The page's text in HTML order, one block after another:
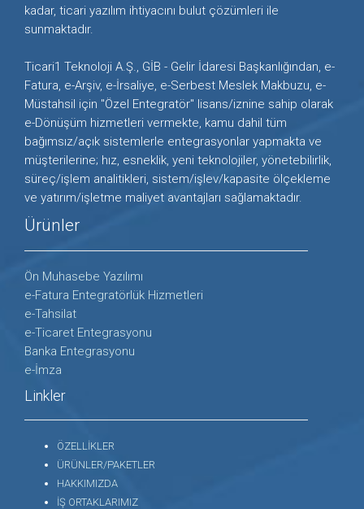
kadar, ticari yazılım ihtiyacını bulut çözümleri ile
sunmaktadır.
Ticari1 Teknoloji A.Ş., GİB - Gelir İdaresi Başkanlığından, e-
Fatura, e-Arşiv, e-İrsaliye, e-Serbest Meslek Makbuzu, e-
Müstahsil için "Özel Entegratör" lisans/iznine sahip olarak
e-Dönüşüm hizmetleri vermekte, kamu dahil tüm
bağımsız/açık sistemlerle entegrasyonlar yapmakta ve
müşterilerine; hız, esneklik, yeni teknolojiler, yönetebilirlik,
süreç/işlem analitikleri, sistem/işlev/kapasite ölçekleme
ve yatırım/işletme maliyet avantajları sağlamaktadır.
Ürünler
Ön Muhasebe Yazılımı
e-Fatura Entegratörlük Hizmetleri
e-Tahsilat
e-Ticaret Entegrasyonu
Banka Entegrasyonu
e-İmza
Linkler
ÖZELLİKLER
ÜRÜNLER/PAKETLER
HAKKIMIZDA
İŞ ORTAKLARIMIZ